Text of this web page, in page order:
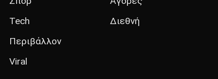
Tech
Περιβάλλον
Viral
Διεθνή